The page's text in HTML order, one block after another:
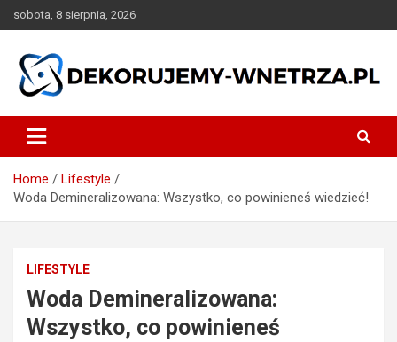
to
sobota, 8 sierpnia, 2026
dekorujemy-wnetrza.pl
Home
Lifestyle
Woda Demineralizowana: Wszystko, co powinieneś wiedzieć!
LIFESTYLE
Woda Demineralizowana:
Wszystko, co powinieneś